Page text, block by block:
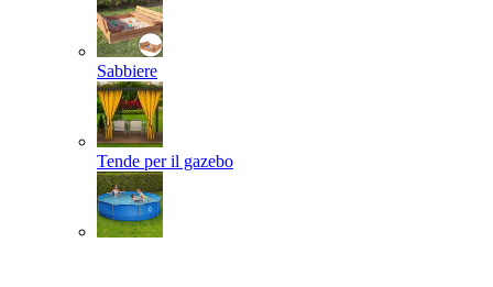
Sabbiere
Tende per il gazebo